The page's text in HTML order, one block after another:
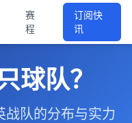
赛
程
订阅快
讯
球队？
队的分布与实力